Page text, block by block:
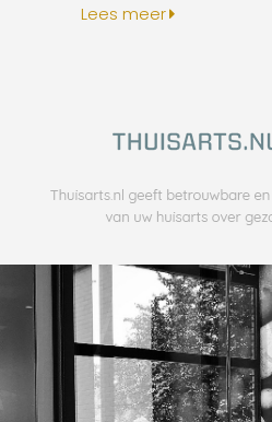
Lees meer